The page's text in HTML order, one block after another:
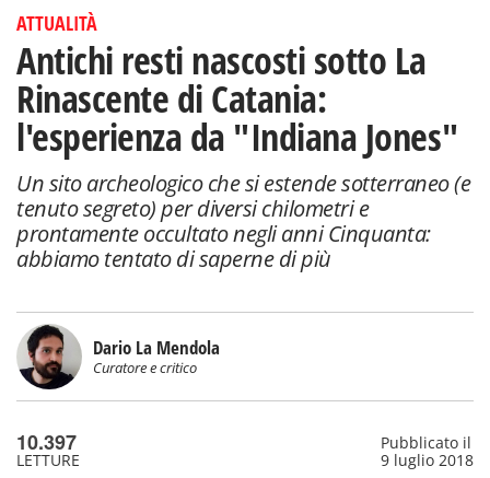
ATTUALITÀ
Antichi resti nascosti sotto La
Rinascente di Catania:
l'esperienza da "Indiana Jones"
Un sito archeologico che si estende sotterraneo (e
tenuto segreto) per diversi chilometri e
prontamente occultato negli anni Cinquanta:
abbiamo tentato di saperne di più
Dario La Mendola
Curatore e critico
10.397
LETTURE
Pubblicato il
9 luglio 2018